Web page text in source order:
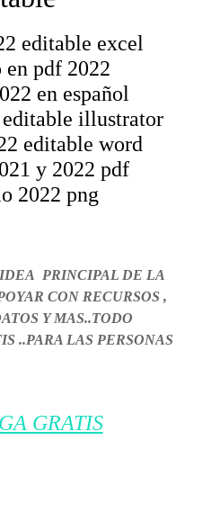
editable excel
en pdf 2022
en español
illustrator
editable word
y 2022 pdf
2022 png
PRINCIPAL DE LA
CON RECURSOS ,
Y MAS..TODO
..PARA LAS PERSONAS
GRATIS